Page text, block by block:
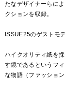
たなデザイナーらに
クションを収録。
ISSUE25のゲストモ
ハイクオリティ紙を
す鏡であるというフ
な物語（ファッショ